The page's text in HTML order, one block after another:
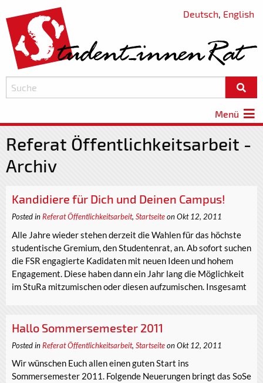
Deutsch, English
Menü
Referat Öffentlichkeitsarbeit -
Archiv
Kandidiere für Dich und Deinen Campus!
Posted inReferat Öffentlichkeitsarbeit, Startseiteon Okt 12, 2011
Alle Jahre wieder stehen derzeit die Wahlen für das höchste
studentische Gremium, den Studentenrat, an. Ab sofort suchen
die FSR engagierte Kadidaten mit neuen Ideen und hohem
Engagement. Diese haben dann ein Jahr lang die Möglichkeit
im StuRa mitzumischen oder diesen aufzumischen. Insgesamt
Hallo Sommersemester 2011
Posted in Referat Öffentlichkeitsarbeit, Startseiteon Okt 12, 2011
Wir wünschen Euch allen einen guten Start ins
Sommersemester 2011. Folgende Neuerungen bringt das SoSe